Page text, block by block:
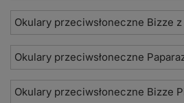
Okulary przeciwsłoneczne Bizze
Okulary przeciwsłoneczne
Okulary przeciwsłoneczne Bizze